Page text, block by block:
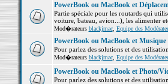
PowerBook ou MacBook et
Partie spéciale pour les routards qui
voiture, bateau, avion...), les alimenter
Mod�rateurs blackjmac, Equipe des
PowerBook ou MacBook et Musique
Pour parlez des solutions et des
Mod�rateurs blackjmac, Equipe des
PowerBook ou MacBook et Photo/
Pour parlez des solutions et des